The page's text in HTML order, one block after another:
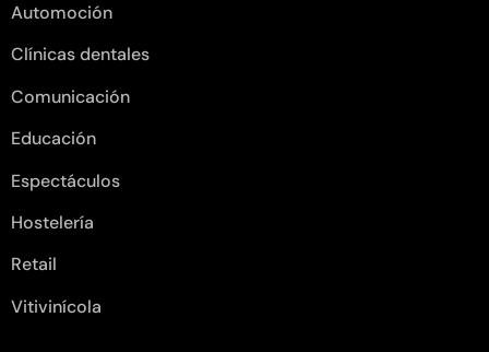
Automoción
Clínicas dentales
Comunicación
Educación
Espectáculos
Hostelería
Retail
Vitivinícola